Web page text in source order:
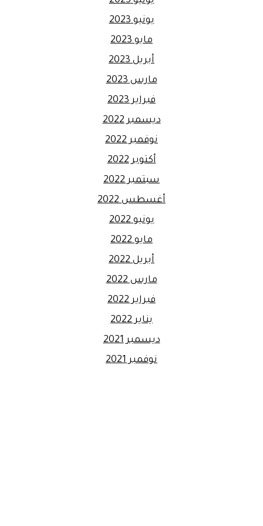
يونيو 2023
مايو 2023
أبريل 2023
مارس 2023
فبراير 2023
ديسمبر 2022
نوفمبر 2022
أكتوبر 2022
سبتمبر 2022
أغسطس 2022
يونيو 2022
مايو 2022
أبريل 2022
مارس 2022
فبراير 2022
يناير 2022
ديسمبر 2021
نوفمبر 2021